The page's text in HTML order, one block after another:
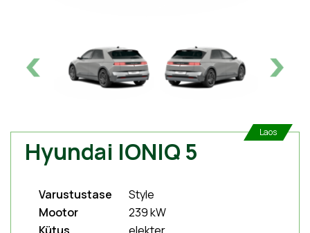
Hyundai IONIQ 5
Laos
Varustustase
Style
Mootor
239 kW
Kütus
elekter